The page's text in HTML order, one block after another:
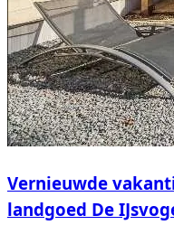
Vernieuwde
landgoed De